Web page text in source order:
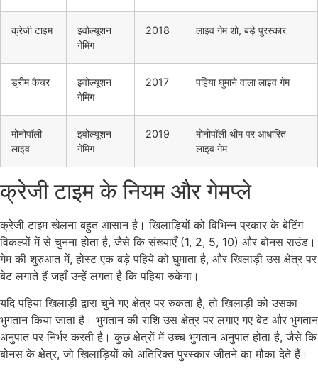
क्रेजी टाइम
इवोल्यूशन
गेमिंग
2018 लाइव गेम शो, बड़े पुरस्कार
ड्रीम कैचर
इवोल्यूशन
गेमिंग
2017 पहिया घुमाने वाला लाइव गेम
मोनोपॉली
लाइव
इवोल्यूशन
गेमिंग
2019
मोनोपॉली थीम पर आधारित
लाइव गेम
क्रेजी टाइम के नियम और गेमप्ले
क्रेजी टाइम खेलना बहुत आसान है। खिलाड़ियों को विभिन्न प्रकार के बेटिंग
विकल्पों में से चुनना होता है, जैसे कि संख्याएँ (1, 2, 5, 10) और बोनस राउंड।
गेम की शुरुआत में, होस्ट एक बड़े पहिये को घुमाता है, और खिलाड़ी उस क्षेत्र पर
बेट लगाते हैं जहाँ उन्हें लगता है कि पहिया रुकेगा।
यदि पहिया खिलाड़ी द्वारा चुने गए क्षेत्र पर रुकता है, तो खिलाड़ी को उसका
भुगतान किया जाता है। भुगतान की राशि उस क्षेत्र पर लगाए गए बेट और भुगतान
अनुपात पर निर्भर करती है। कुछ क्षेत्रों में उच्च भुगतान अनुपात होता है, जैसे कि
बोनस के क्षेत्र, जो खिलाड़ियों को अतिरिक्त पुरस्कार जीतने का मौका देते हैं।